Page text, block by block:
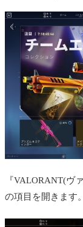
『VALORANT(ヴ
の項目を開きます。